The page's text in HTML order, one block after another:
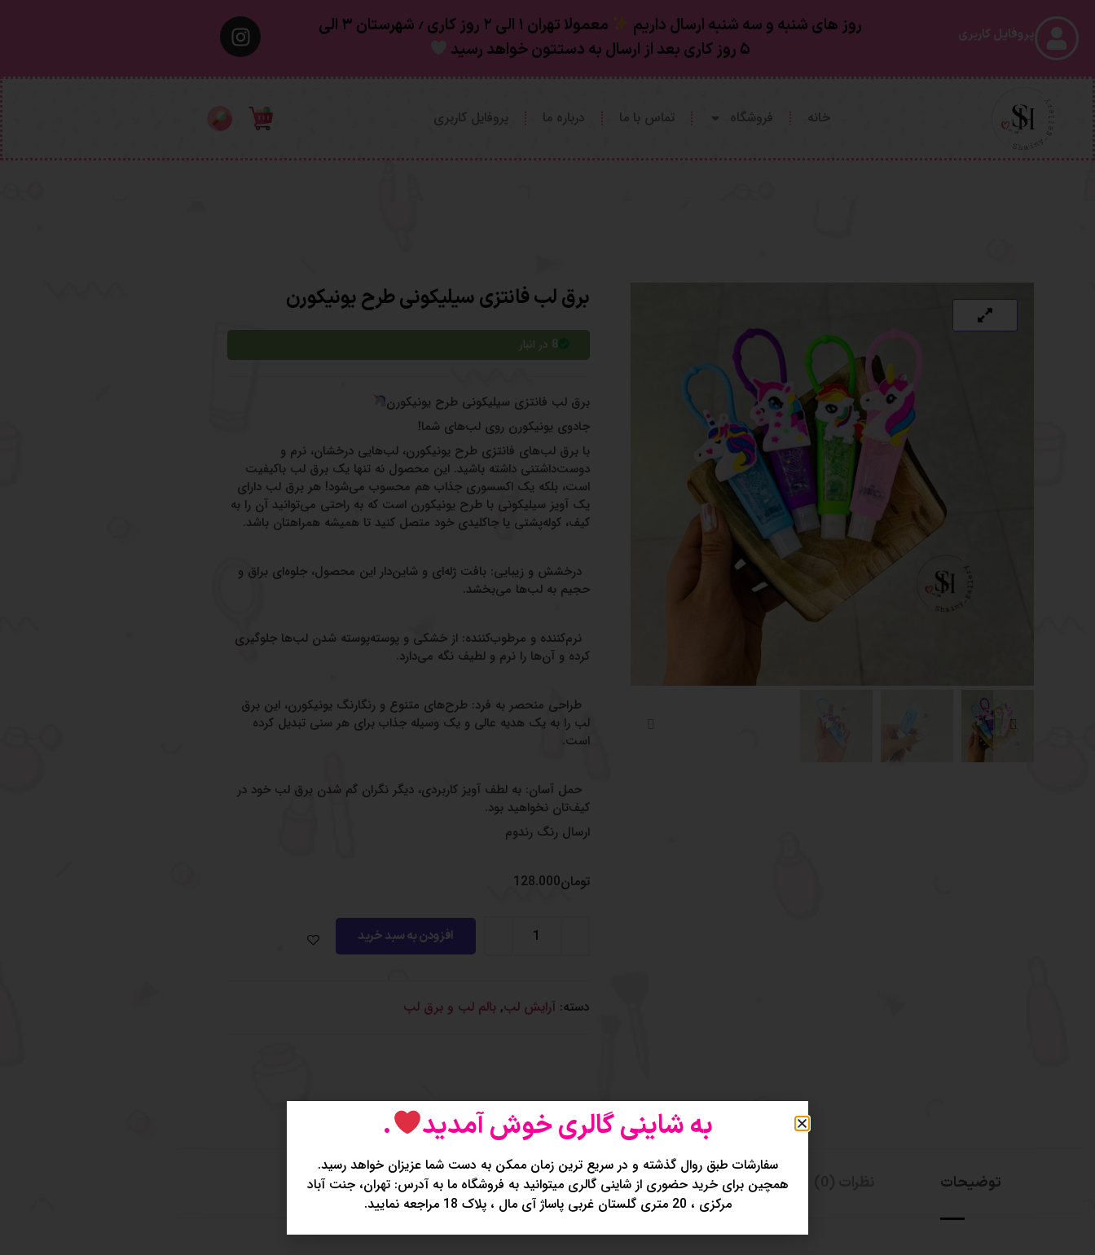
پروفایل کاربری روز های شنبه و سه شنبه ارسال داریم
معمولا تهران ۱ الی ۲ روز‌ کاری ٫ شهرستان ۳ الی
۵ روز کاری بعد از ارسال به دستتون خواهد رسید
خانه فروشگاه تماس با ما درباره ما پروفایل کاربری
برق لب فانتزی سیلیکونی طرح یونیکورن
8 در انبار
برق لب فانتزی سیلیکونی طرح یونیکورن
جادوی یونیکورن روی لب‌های شما!
با برق لب‌های فانتزی طرح یونیکورن، لب‌هایی درخشان، نرم و
دوست‌داشتنی داشته باشید. این محصول نه تنها یک برق لب باکیفیت
است، بلکه یک اکسسوری جذاب هم محسوب می‌شود! هر برق لب دارای
یک آویز سیلیکونی با طرح یونیکورن است که به راحتی می‌توانید آن را به
کیف، کوله‌پشتی یا جاکلیدی خود متصل کنید تا همیشه همراهتان باشد.
درخشش و زیبایی: بافت ژله‌ای و شاین‌دار این محصول، جلوه‌ای براق و
حجیم به لب‌ها می‌بخشد.
نرم‌کننده و مرطوب‌کننده: از خشکی و پوسته‌پوسته شدن لب‌ها جلوگیری
کرده و آن‌ها را نرم و لطیف نگه می‌دارد.
طراحی منحصر به فرد: طرح‌های متنوع و رنگارنگ یونیکورن، این برق
لب را به یک هدیه عالی و یک وسیله جذاب برای هر سنی تبدیل کرده
است.
حمل آسان: به لطف آویز کاربردی، دیگر نگران گم شدن برق لب خود در
کیف‌تان نخواهید بود.
ارسال رنگ رندوم
تومان128.000
افزودن به سبد خرید
دسته: آرایش لب, بالم لب و برق لب
توضیحات
به شاینی گالری خوش آمدید .
سفارشات طبق روال گذشته و در سریع ترین زمان ممکن به دست شما عزیزان خواهد رسید.
همچین برای خرید حضوری از شاینی گالری میتوانید به فروشگاه ما به آدرس: تهران، جنت آباد
مرکزی ، 20 متری گلستان غربی پاساژ آی مال ، پلاک 18 مراجعه نمایید.